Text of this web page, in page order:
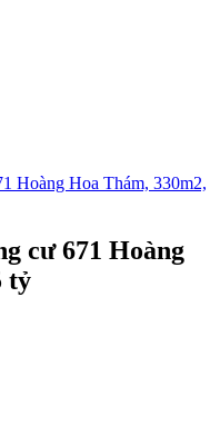
Hoàng Hoa Thám, 330m2,
cư 671 Hoàng
tỷ